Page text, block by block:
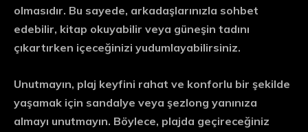
olmasıdır. Bu sayede, arkadaşlarınızla sohbet
edebilir, kitap okuyabilir veya güneşin tadını
çıkartırken içeceğinizi yudumlayabilirsiniz.
Unutmayın, plaj keyfini rahat ve konforlu bir şekilde
yaşamak için sandalye veya şezlong yanınıza
almayı unutmayın. Böylece, plajda geçireceğiniz